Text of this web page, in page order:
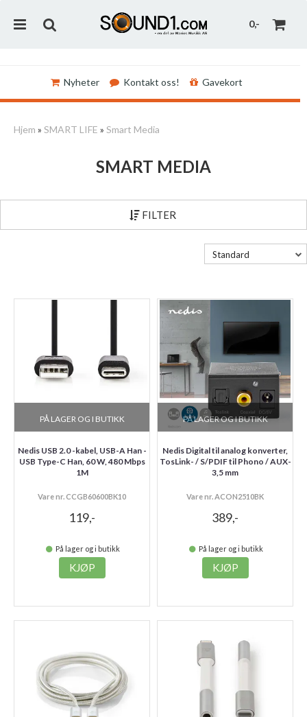
0,-
Nyheter Kontakt oss! Gavekort
Hjem » SMART LIFE » Smart Media
SMART MEDIA
FILTER
Standard
PÅ LAGER OG I BUTIKK
Nedis USB 2.0 -kabel, USB-A Han -
USB Type-C Han, 60 W, 480 Mbps
1M
Vare nr. CCGB60600BK10
119,-
På lager og i butikk
KJØP
PÅ LAGER OG I BUTIKK
Nedis Digital til analog konverter,
TosLink- / S/PDIF til Phono / AUX-
3,5 mm
Vare nr. ACON2510BK
389,-
På lager og i butikk
KJØP